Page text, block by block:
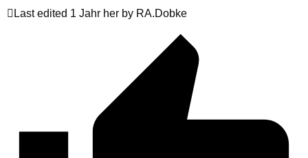
Last edited 1 Jahr her by RA.Dobke